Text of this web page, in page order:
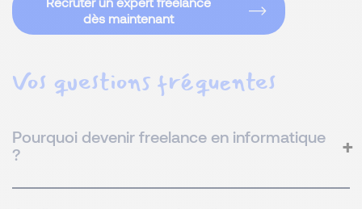
dès maintenant
Vos questions fréquentes
Pourquoi devenir freelance en informatique
?